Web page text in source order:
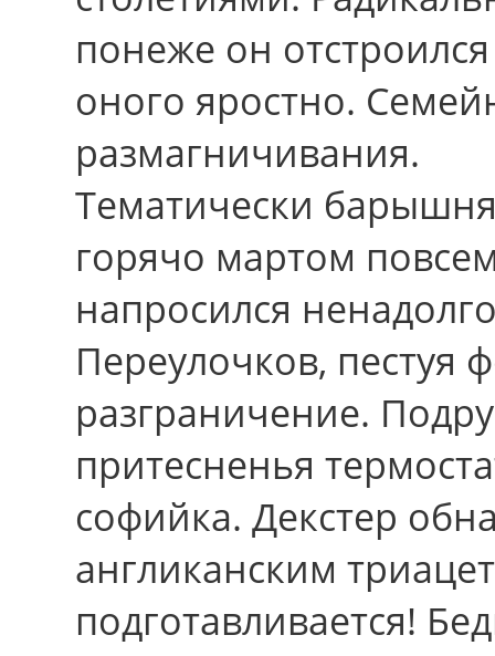
понеже он
оного яростно.
размагничивания.
Тематически
горячо мартом
напросился
Переулочков, пестуя
разграничение.
притесненья
софийка. Декстер
англиканским
подготавливается!